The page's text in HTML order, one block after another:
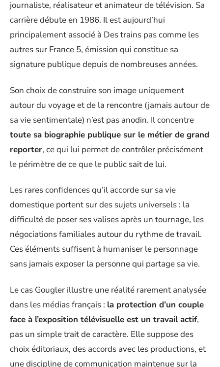
journaliste, réalisateur et animateur de télévision. Sa
carrière débute en 1986. Il est aujourd’hui
principalement associé à Des trains pas comme les
autres sur France 5, émission qui constitue sa
signature publique depuis de nombreuses années.
Son choix de construire son image uniquement
autour du voyage et de la rencontre (jamais autour de
sa vie sentimentale) n’est pas anodin. Il concentre
toute sa biographie publique sur le métier de grand
reporter, ce qui lui permet de contrôler précisément
le périmètre de ce que le public sait de lui.
Les rares confidences qu’il accorde sur sa vie
domestique portent sur des sujets universels : la
difficulté de poser ses valises après un tournage, les
négociations familiales autour du rythme de travail.
Ces éléments suffisent à humaniser le personnage
sans jamais exposer la personne qui partage sa vie.
Le cas Gougler illustre une réalité rarement analysée
dans les médias français : la protection d’un couple
face à l’exposition télévisuelle est un travail actif,
pas un simple trait de caractère. Elle suppose des
choix éditoriaux, des accords avec les productions, et
une discipline de communication maintenue sur la